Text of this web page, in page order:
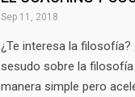
Sep 11, 2018
¿Te interesa la
sesudo sobre la
manera simple pero